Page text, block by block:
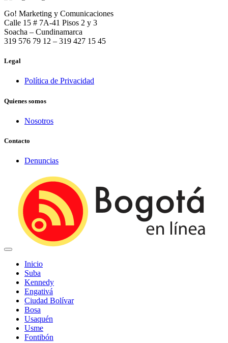
Go! Marketing y Comunicaciones
Calle 15 # 7A-41 Pisos 2 y 3
Soacha – Cundinamarca
319 576 79 12 – 319 427 15 45
Legal
Política de Privacidad
Quienes somos
Nosotros
Contacto
Denuncias
Inicio
Suba
Kennedy
Engativá
Ciudad Bolívar
Bosa
Usaquén
Usme
Fontibón